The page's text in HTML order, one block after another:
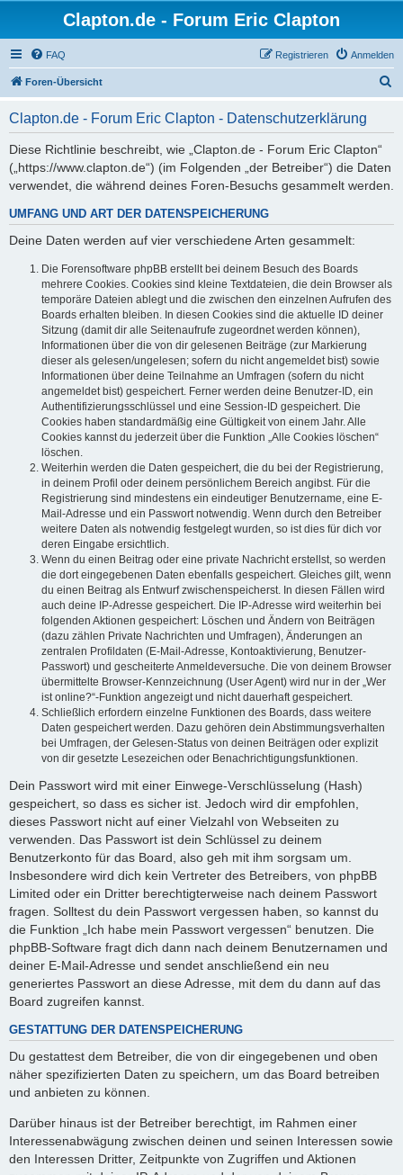
Clapton.de - Forum Eric Clapton
FAQ Anmelden
Registrieren
Foren-Übersicht
Clapton.de - Forum Eric Clapton - Datenschutzerklärung
Diese Richtlinie beschreibt, wie „Clapton.de - Forum Eric Clapton“
(„https://www.clapton.de“) (im Folgenden „der Betreiber“) die Daten
verwendet, die während deines Foren-Besuchs gesammelt werden.
UMFANG UND ART DER DATENSPEICHERUNG
Deine Daten werden auf vier verschiedene Arten gesammelt:
Die Forensoftware phpBB erstellt bei deinem Besuch des Boards
mehrere Cookies. Cookies sind kleine Textdateien, die dein Browser als
temporäre Dateien ablegt und die zwischen den einzelnen Aufrufen des
Boards erhalten bleiben. In diesen Cookies sind die aktuelle ID deiner
Sitzung (damit dir alle Seitenaufrufe zugeordnet werden können),
Informationen über die von dir gelesenen Beiträge (zur Markierung
dieser als gelesen/ungelesen; sofern du nicht angemeldet bist) sowie
Informationen über deine Teilnahme an Umfragen (sofern du nicht
angemeldet bist) gespeichert. Ferner werden deine Benutzer-ID, ein
Authentifizierungsschlüssel und eine Session-ID gespeichert. Die
Cookies haben standardmäßig eine Gültigkeit von einem Jahr. Alle
Cookies kannst du jederzeit über die Funktion „Alle Cookies löschen“
löschen.
Weiterhin werden die Daten gespeichert, die du bei der Registrierung,
in deinem Profil oder deinem persönlichem Bereich angibst. Für die
Registrierung sind mindestens ein eindeutiger Benutzername, eine E-
Mail-Adresse und ein Passwort notwendig. Wenn durch den Betreiber
weitere Daten als notwendig festgelegt wurden, so ist dies für dich vor
deren Eingabe ersichtlich.
Wenn du einen Beitrag oder eine private Nachricht erstellst, so werden
die dort eingegebenen Daten ebenfalls gespeichert. Gleiches gilt, wenn
du einen Beitrag als Entwurf zwischenspeicherst. In diesen Fällen wird
auch deine IP-Adresse gespeichert. Die IP-Adresse wird weiterhin bei
folgenden Aktionen gespeichert: Löschen und Ändern von Beiträgen
(dazu zählen Private Nachrichten und Umfragen), Änderungen an
zentralen Profildaten (E-Mail-Adresse, Kontoaktivierung, Benutzer-
Passwort) und gescheiterte Anmeldeversuche. Die von deinem Browser
übermittelte Browser-Kennzeichnung (User Agent) wird nur in der „Wer
ist online?“-Funktion angezeigt und nicht dauerhaft gespeichert.
Schließlich erfordern einzelne Funktionen des Boards, dass weitere
Daten gespeichert werden. Dazu gehören dein Abstimmungsverhalten
bei Umfragen, der Gelesen-Status von deinen Beiträgen oder explizit
von dir gesetzte Lesezeichen oder Benachrichtigungsfunktionen.
Dein Passwort wird mit einer Einwege-Verschlüsselung (Hash)
gespeichert, so dass es sicher ist. Jedoch wird dir empfohlen,
dieses Passwort nicht auf einer Vielzahl von Webseiten zu
verwenden. Das Passwort ist dein Schlüssel zu deinem
Benutzerkonto für das Board, also geh mit ihm sorgsam um.
Insbesondere wird dich kein Vertreter des Betreibers, von phpBB
Limited oder ein Dritter berechtigterweise nach deinem Passwort
fragen. Solltest du dein Passwort vergessen haben, so kannst du
die Funktion „Ich habe mein Passwort vergessen“ benutzen. Die
phpBB-Software fragt dich dann nach deinem Benutzernamen und
deiner E-Mail-Adresse und sendet anschließend ein neu
generiertes Passwort an diese Adresse, mit dem du dann auf das
Board zugreifen kannst.
GESTATTUNG DER DATENSPEICHERUNG
Du gestattest dem Betreiber, die von dir eingegebenen und oben
näher spezifizierten Daten zu speichern, um das Board betreiben
und anbieten zu können.
Darüber hinaus ist der Betreiber berechtigt, im Rahmen einer
Interessenabwägung zwischen deinen und seinen Interessen sowie
den Interessen Dritter, Zeitpunkte von Zugriffen und Aktionen